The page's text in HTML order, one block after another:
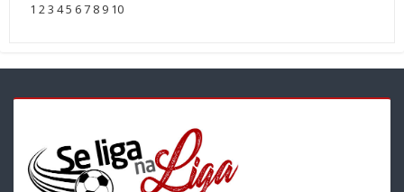
1 23 45 67 8 9 10